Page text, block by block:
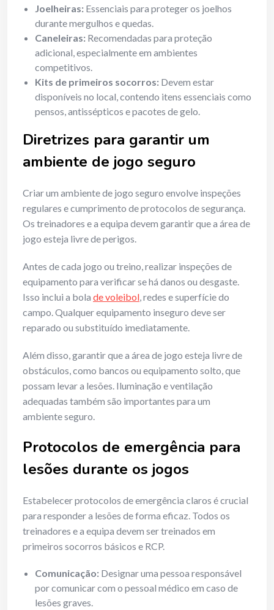
Joelheiras: Essenciais para proteger os joelhos
durante mergulhos e quedas.
Caneleiras: Recomendadas para proteção
adicional, especialmente em ambientes
competitivos.
Kits de primeiros socorros: Devem estar
disponíveis no local, contendo itens essenciais como
pensos, antissépticos e pacotes de gelo.
Diretrizes para garantir um
ambiente de jogo seguro
Criar um ambiente de jogo seguro envolve inspeções
regulares e cumprimento de protocolos de segurança.
Os treinadores e a equipa devem garantir que a área de
jogo esteja livre de perigos.
Antes de cada jogo ou treino, realizar inspeções de
equipamento para verificar se há danos ou desgaste.
Isso inclui a bola de voleibol , redes e superfície do
campo. Qualquer equipamento inseguro deve ser
reparado ou substituído imediatamente.
Além disso, garantir que a área de jogo esteja livre de
obstáculos, como bancos ou equipamento solto, que
possam levar a lesões. Iluminação e ventilação
adequadas também são importantes para um
ambiente seguro.
Protocolos de emergência para
lesões durante os jogos
Estabelecer protocolos de emergência claros é crucial
para responder a lesões de forma eficaz. Todos os
treinadores e a equipa devem ser treinados em
primeiros socorros básicos e RCP.
Comunicação: Designar uma pessoa responsável
por comunicar com o pessoal médico em caso de
lesões graves.